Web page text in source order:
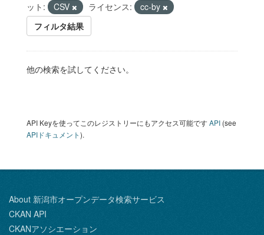
ット:
CSV ライセンス:
cc-by
フィルタ結果
他の検索を試してください。
API Keyを使ってこのレジストリーにもアクセス可能ですAPI (see
APIドキュメント).
About 新潟市オープンデータ検索サービス
CKAN API
CKANアソシエーション